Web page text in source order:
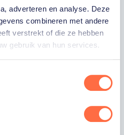
adverteren en analyse. Deze
combineren met andere
verstrekt of die ze hebben
gebruik van hun services.
toernooien,
Vul dan
om je in te schrijven